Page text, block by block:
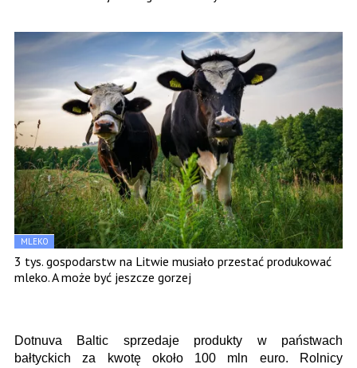
MLEKO
3 tys. gospodarstw na Litwie musiało przestać produkować
mleko. A może być jeszcze gorzej
Dotnuva Baltic sprzedaje produkty w państwach
bałtyckich za kwotę około 100 mln euro. Rolnicy